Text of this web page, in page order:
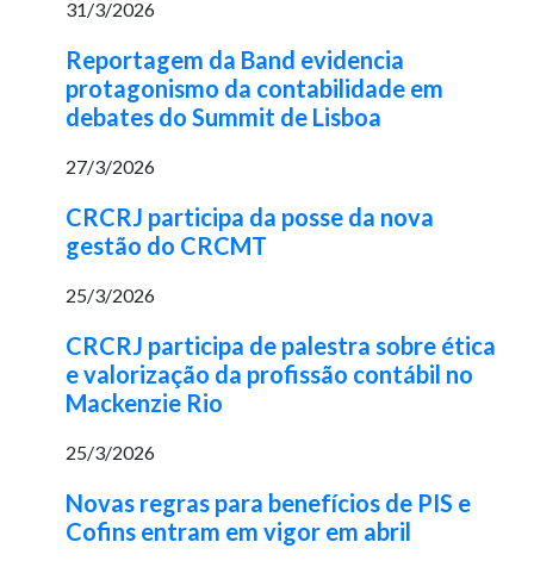
31/3/2026
Reportagem da Band evidencia
protagonismo da contabilidade em
debates do Summit de Lisboa
27/3/2026
CRCRJ participa da posse da nova
gestão do CRCMT
25/3/2026
CRCRJ participa de palestra sobre ética
e valorização da profissão contábil no
Mackenzie Rio
25/3/2026
Novas regras para benefícios de PIS e
Cofins entram em vigor em abril